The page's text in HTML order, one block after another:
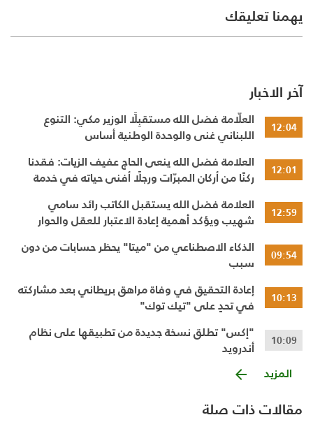
يهمنا تعليقك
آخر الاخبار
12:04
العلّامة فضل الله مستقبِلًا الوزير مكي: التنوع
اللبناني غنى والوحدة الوطنية أساس
12:01
العلامة فضل الله ينعى الحاج عفيف الزيات: فقدنا
ركنًا من أركان المبرّات ورجلًا أفنى حياته في خدمة
12:59
العلامة فضل الله يستقبل الكاتب رائد سامي
شهيب ويؤكد أهمية إعادة الاعتبار للعقل والحوار
09:54
الذكاء الاصطناعي من "ميتا" يحظر حسابات من دون
سبب
10:13
إعادة التحقيق في وفاة مراهق بريطاني بعد مشاركته
في تحدٍ على "تيك توك"
10:09
"إكس" تطلق نسخة جديدة من تطبيقها على نظام
أندرويد
المزيد
مقالات ذات صلة